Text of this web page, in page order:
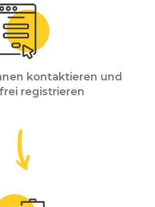
kontaktieren und
registrieren